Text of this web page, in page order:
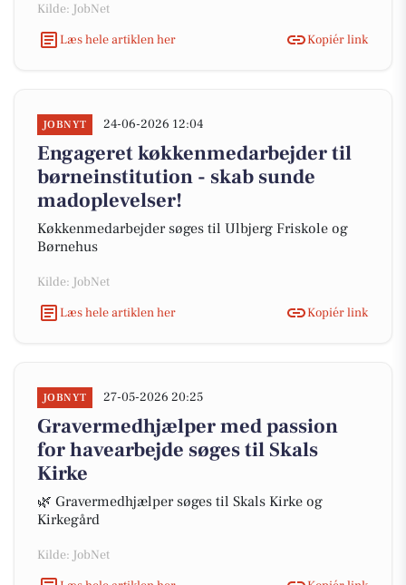
Kilde: JobNet
Læs hele artiklen her
Kopiér link
JOBNYT 24-06-2026 12:04
Engageret køkkenmedarbejder til
børneinstitution - skab sunde
madoplevelser!
Køkkenmedarbejder søges til Ulbjerg Friskole og
Børnehus
Kilde: JobNet
Læs hele artiklen her
Kopiér link
JOBNYT 27-05-2026 20:25
Gravermedhjælper med passion
for havearbejde søges til Skals
Kirke
🌿 Gravermedhjælper søges til Skals Kirke og
Kirkegård
Kilde: JobNet